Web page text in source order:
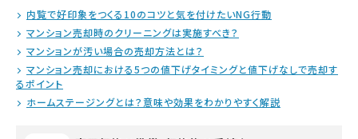
内覧で好印象をつくる10のコツと気を付けたいNG行動
マンション売却時のクリーニングは実施すべき？
マンションが汚い場合の売却方法とは？
マンション売却における5つの値下げタイミングと値下げなしで売却す
るポイント
ホームステージングとは？意味や効果をわかりやすく解説